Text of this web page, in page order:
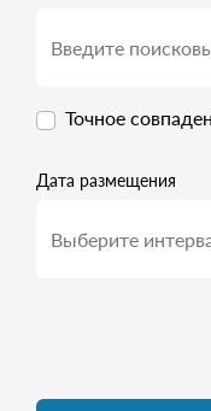
Точное
Дата размещения